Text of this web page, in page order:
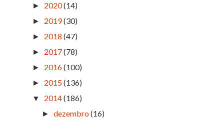
► 2020(14)
► 2019(30)
► 2018 (47)
► 2017(78)
► 2016(100)
► 2015(136)
▼ 2014(186)
►dezembro(16)